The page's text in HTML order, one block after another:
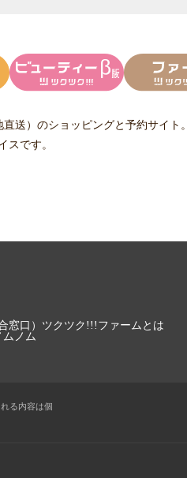
送） のショッピングと予約サイト。
スです。
窓口） ツクツク!!!ファームとは
ムノム
る内容は個